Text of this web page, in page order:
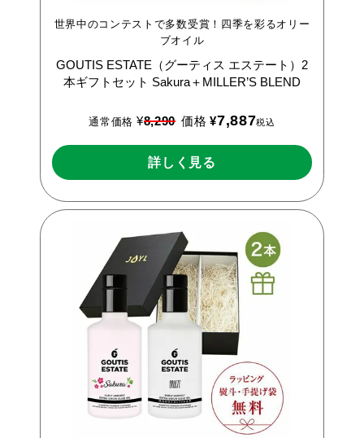
世界中のコンテストで多数受賞！四季を彩るオリー
ブオイル
GOUTIS ESTATE（グーティス エステート）2
本ギフトセット Sakura＋MILLER’S BLEND
通常価格 ¥8,290 価格 ¥7,887税込
詳しく見る